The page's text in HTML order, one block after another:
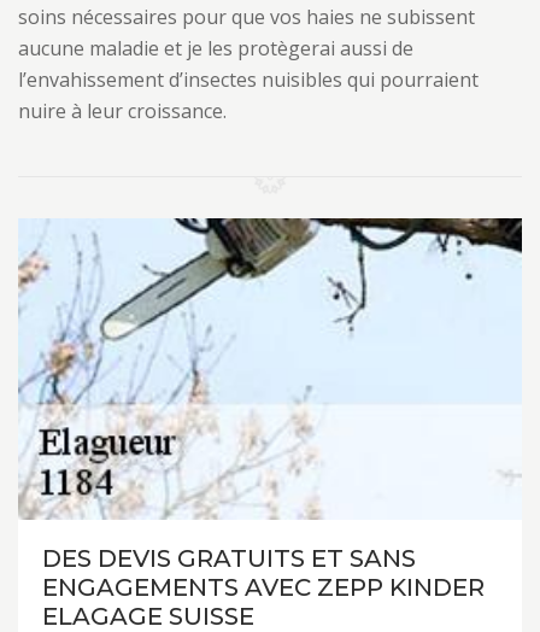
soins nécessaires pour que vos haies ne subissent
aucune maladie et je les protègerai aussi de
l’envahissement d’insectes nuisibles qui pourraient
nuire à leur croissance.
DES DEVIS GRATUITS ET SANS
ENGAGEMENTS AVEC ZEPP KINDER
ELAGAGE SUISSE